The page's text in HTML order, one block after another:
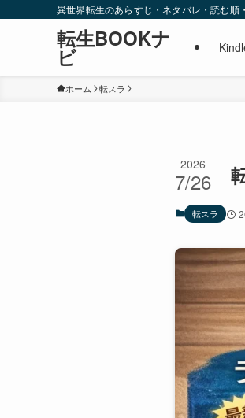
異世界転生のあらすじ・ネタバレ・読む順
転生BOOKナ
ビ
ホーム 転スラ
2026
7/26
転スラ